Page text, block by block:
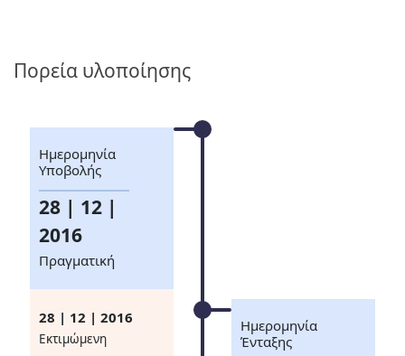
Πορεία υλοποίησης
Ημερομηνία
Υποβολής
28 | 12 |
2016
Πραγματική
28 | 12 | 2016
Eκτιμώμενη
Ημερομηνία
Ένταξης